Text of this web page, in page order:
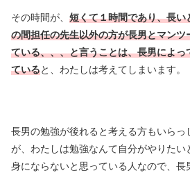
その時間が、 短くて１時間であり、長
の間担任の先生以外の方が長男とマン
ている、、、と言うことは、長男によ
ていると、わたしは考えてしまいます。
長男の勉強が後れると考える方もいらっ
が、わたしは勉強なんて自分がやりたい
身にならないと思っている人なので、長